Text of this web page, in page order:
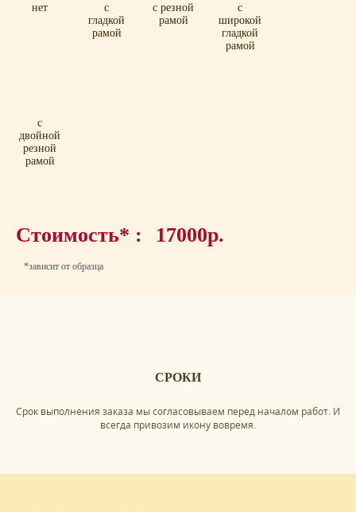
нет
с
гладкой
рамой
с резной
рамой
с
широкой
гладкой
рамой
с
двойной
резной
рамой
Стоимость* : 17000р.
*зависит от образца
СРОКИ
Срок выполнения заказа мы согласовываем перед началом работ. И
всегда привозим икону вовремя.